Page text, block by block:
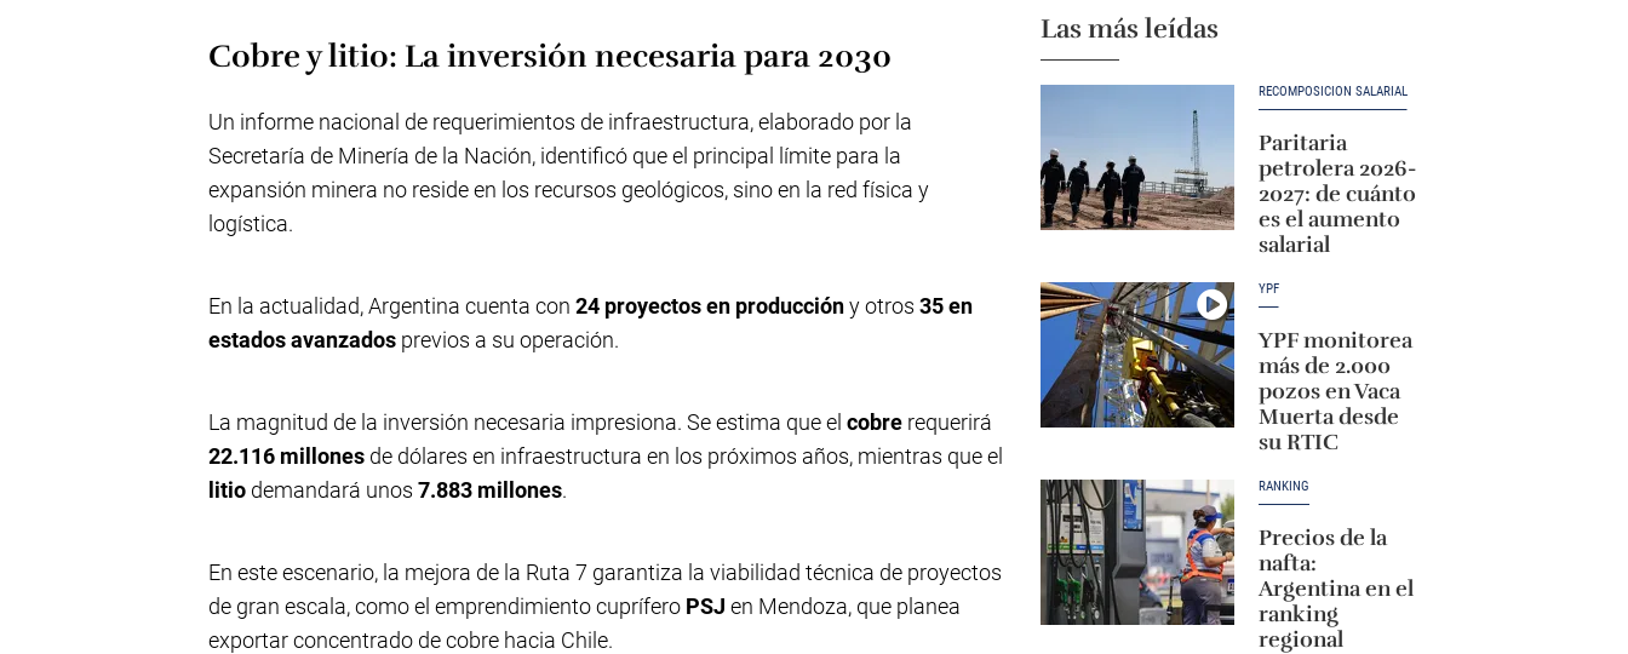
Cobre y litio: La inversión necesaria para 2030
Un informe nacional de requerimientos de infraestructura, elaborado por la
Secretaría de Minería de la Nación, identificó que el principal límite para la
expansión minera no reside en los recursos geológicos, sino en la red física y
logística.
En la actualidad, Argentina cuenta con 24 proyectos en produccióny otros 35 en
estados avanzados previos a su operación.
La magnitud de la inversión necesaria impresiona. Se estima que el cobre requerirá
22.116 millones de dólares en infraestructura en los próximos años, mientras que el
litio demandará unos 7.883 millones.
En este escenario, la mejora de la Ruta 7 garantiza la viabilidad técnica de proyectos
de gran escala, como el emprendimiento cuprífero PSJ en Mendoza, que planea
exportar concentrado de cobre hacia Chile.
Las más leídas
RECOMPOSICIÓN SALARIAL
Paritaria
petrolera 2026-
2027: de cuánto
es el aumento
salarial
YPF
YPF monitorea
más de 2.000
pozos en Vaca
Muerta desde
su RTIC
RANKING
Precios de la
nafta:
Argentina en el
ranking
regional